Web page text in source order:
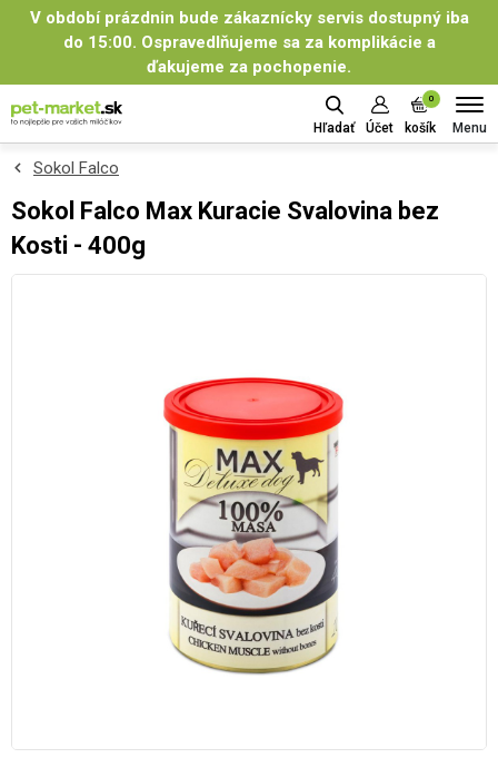
V období prázdnin bude zákaznícky servis dostupný iba
do 15:00. Ospravedlňujeme sa za komplikácie a
ďakujeme za pochopenie.
Hľadať Účet
0
košík Menu
Sokol Falco
Sokol Falco Max Kuracie Svalovina bez
Kosti - 400g